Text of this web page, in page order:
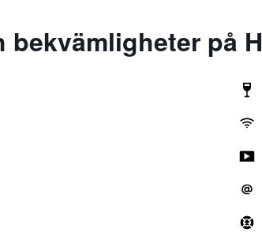
bekvämligheter på